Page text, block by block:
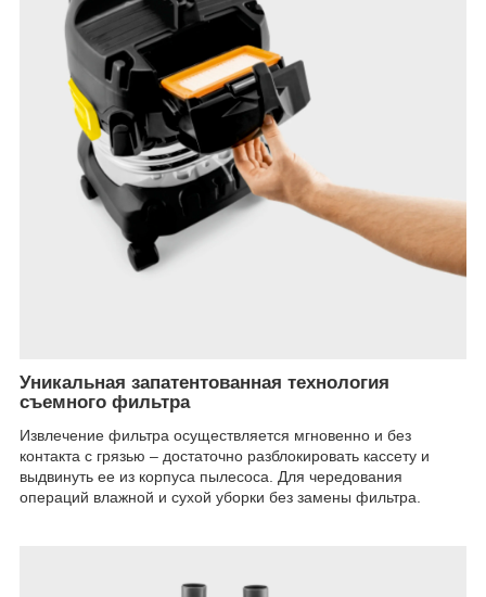
Уникальная запатентованная технология
съемного фильтра
Извлечение фильтра осуществляется мгновенно и без
контакта с грязью – достаточно разблокировать кассету и
выдвинуть ее из корпуса пылесоса. Для чередования
операций влажной и сухой уборки без замены фильтра.